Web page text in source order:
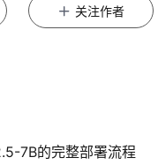
关注作者
7B的完整部署流程